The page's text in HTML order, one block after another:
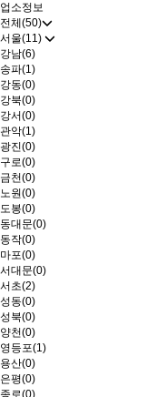
업소정보
전체(50)
서울(11)
강남(6)
송파(1)
강동(0)
강북(0)
강서(0)
관악(1)
광진(0)
구로(0)
금천(0)
노원(0)
도봉(0)
동대문(0)
동작(0)
마포(0)
서대문(0)
서초(2)
성동(0)
성북(0)
양천(0)
영등포(1)
용산(0)
은평(0)
종로(0)